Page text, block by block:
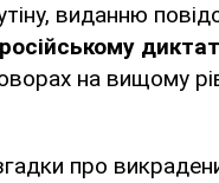
виданню
на вищому
про